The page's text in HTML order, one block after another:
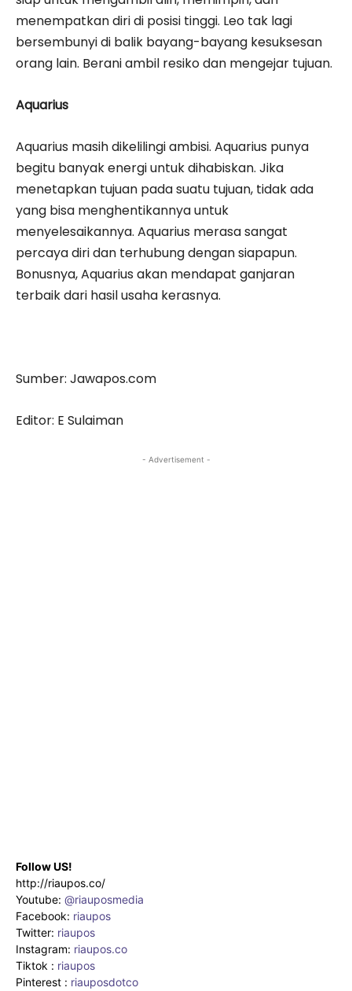
menempatkan diri di posisi tinggi. Leo tak lagi
bersembunyi di balik bayang-bayang kesuksesan
orang lain. Berani ambil resiko dan mengejar tujuan.
Aquarius
Aquarius masih dikelilingi ambisi. Aquarius punya
begitu banyak energi untuk dihabiskan. Jika
menetapkan tujuan pada suatu tujuan, tidak ada
yang bisa menghentikannya untuk
menyelesaikannya. Aquarius merasa sangat
percaya diri dan terhubung dengan siapapun.
Bonusnya, Aquarius akan mendapat ganjaran
terbaik dari hasil usaha kerasnya.
Sumber: Jawapos.com
Editor: E Sulaiman
- Advertisement -
Follow US!
http://riaupos.co/
Youtube: @riauposmedia
Facebook: riaupos
Twitter: riaupos
Instagram: riaupos.co
Tiktok : riaupos
Pinterest : riauposdotco